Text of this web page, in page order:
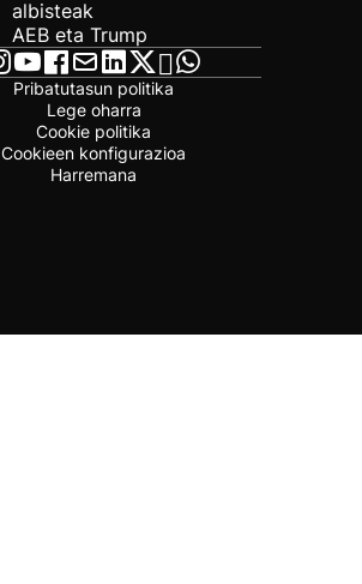
albisteak
AEB eta Trump
Pribatutasun politika
Lege oharra
Cookie politika
Cookieen konfigurazioa
Harremana